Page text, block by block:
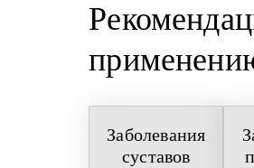
Заболевания
суставов